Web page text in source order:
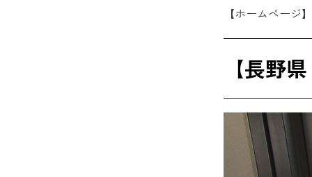
【ホームページ】
【長野